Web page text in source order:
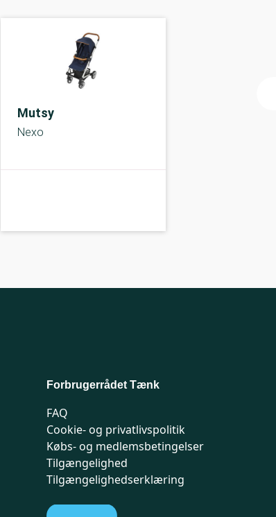
Mutsy
Nexo
Forbrugerrådet Tænk
FAQ
Cookie- og privatlivspolitik
Købs- og medlemsbetingelser
Tilgængelighed
Tilgængelighedserklæring